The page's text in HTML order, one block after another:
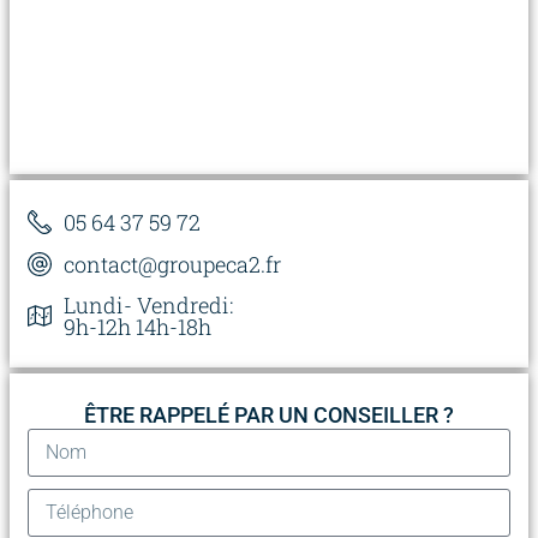
05 64 37 59 72
contact@groupeca2.fr
Lundi- Vendredi:
9h-12h 14h-18h
ÊTRE RAPPELÉ PAR UN CONSEILLER ?